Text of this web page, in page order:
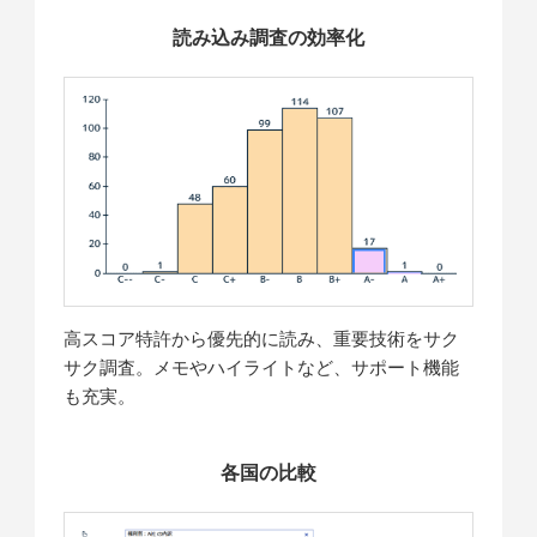
読み込み調査の効率化
高スコア特許から優先的に読み、重要技術をサク
サク調査。メモやハイライトなど、サポート機能
も充実。
各国の比較